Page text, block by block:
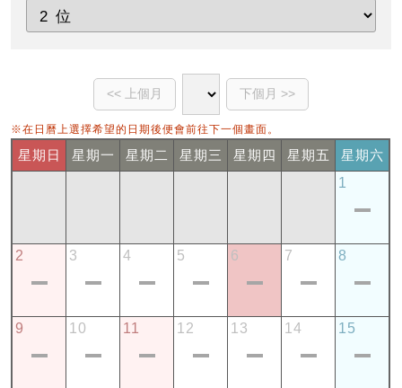
※在日曆上選擇希望的日期後便會前往下一個畫面。
星期日 星期一 星期二 星期三 星期四 星期五
星期六
1
2 3 4 5 6 7 8
9 10 11 12 13 14 15